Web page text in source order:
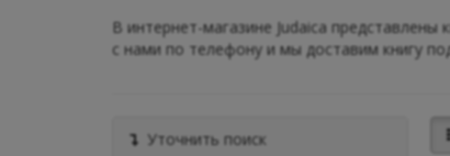
В интернет-магазине Judaica
с нами по телефону и мы доставим книгу
Уточнить поиск